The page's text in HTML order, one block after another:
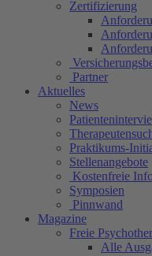
Zertifizierung
Partner
Aktuelles
News
Praktikums-
Stellenangebote
Kostenfreie
Symposien
Pinnwand
Magazine
Freie
Alle